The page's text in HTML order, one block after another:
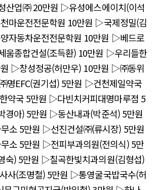
산업㈜ 20만원 ▷유성에스에이치(이석
마운전전문학원 10만원 ▷국제정밀(김
자동차운전전문학원 10만원 ▷베드로
움종합건설(조득환) 10만원 ▷우리들한
▷창성정공(허만우) 10만원 ▷㈜동위
명EFC(권기섭) 5만원 ▷건천제일약국
약국 5만원 ▷다빈치커피대명마루점 5
경아) 5만원 ▷동산내과(박준석) 5만원
소 5만원 ▷선진건설㈜(류시장) 5만원
소 5만원 ▷전피부과의원(전의식) 5만
숙) 5만원 ▷칠곡한빛치과의원(김형섭)
사(조명철) 5만원 ▷통영굴국밥국수(허